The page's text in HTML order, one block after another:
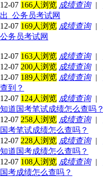
12-07 166人浏览 成绩查询|
出_公务员考试网
12-07 169人浏览 成绩查询|
公务员考试网
12-07 163人浏览 成绩查询|
12-07 200人浏览 成绩查询|
12-07 189人浏览 成绩查询|
查到？
12-07 124人浏览 成绩查询|
知道国考笔试成绩怎么查吗？
12-07 258人浏览 成绩查询|
国考笔试成绩怎么查吗？
12-07 228人浏览 成绩查询|
知道国考成绩怎么查吗？
12-07 108人浏览 成绩查询|
国考成绩怎么查吗？